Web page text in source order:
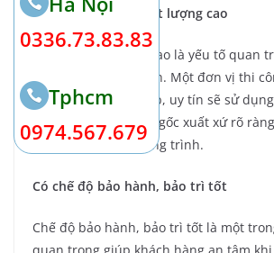
Sử dụng vật liệu chất lượng cao
Vật liệu chất lượng cao là yếu tố quan
chất lượng công trình. Một đơn vị thi
giả gỗ chuyên nghiệp, uy tín sẽ sử
lượng cao, có nguồn gốc xuất xứ rõ
bền, an toàn cho công trình.
Có chế độ bảo hành, bảo trì tốt
Chế độ bảo hành, bảo trì tốt là một
0336.73.83.83
Tphcm
0974.567.679